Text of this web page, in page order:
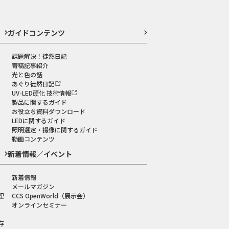
ガイドコンテンツ
課題解決！徒然日記
寄稿記事紹介
光と色の話
あぐり徒然日記
UV-LED硬化 技術情報
製品に関するガイド
お役立ち資料ダウンロード
LEDに関するガイド
照明選定・撮像に関するガイド
動画コンテンツ
新着情報／イベント
新着情報
メールマガジン
CCS OpenWorld（展示会）
オンラインセミナー